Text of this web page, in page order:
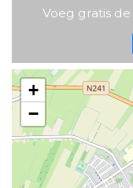
Voeg gratis
+
−